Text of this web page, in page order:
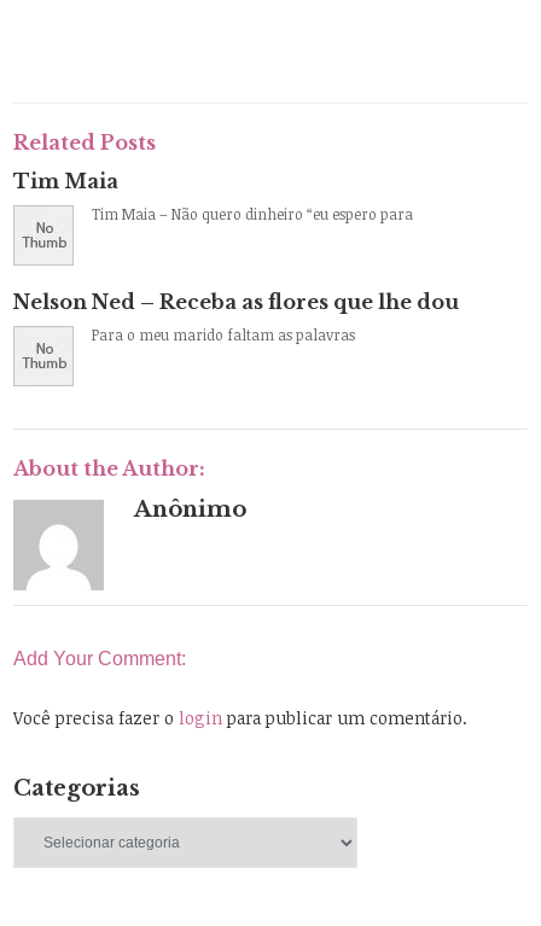
Related Posts
Tim Maia
Tim Maia – Não quero dinheiro “eu espero para
Nelson Ned – Receba as flores que lhe dou
Para o meu marido faltam as palavras
About the Author:
Anônimo
Add Your Comment:
Você precisa fazer ologin para publicar um comentário.
Categorias